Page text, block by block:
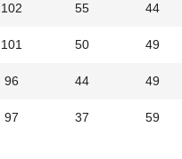
102 55 44
101 50 49
96 44 49
97 37 59